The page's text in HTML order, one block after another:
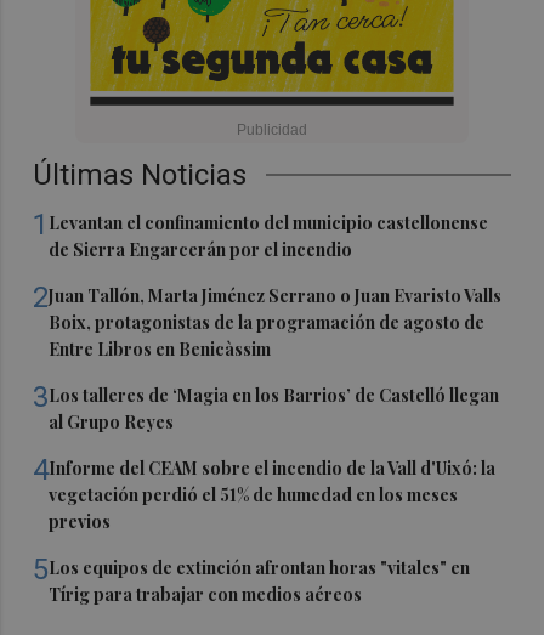
Últimas Noticias
1 Levantan el confinamiento del municipio castellonense
de Sierra Engarcerán por el incendio
2Juan Tallón, Marta Jiménez Serrano o Juan Evaristo Valls
Boix, protagonistas de la programación de agosto de
Entre Libros en Benicàssim
3Los talleres de ‘Magia en los Barrios’ de Castelló llegan
al Grupo Reyes
4Informe del CEAM sobre el incendio de la Vall d'Uixó: la
vegetación perdió el 51% de humedad en los meses
previos
5Los equipos de extinción afrontan horas "vitales" en
Tírig para trabajar con medios aéreos